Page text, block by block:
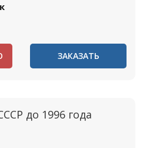
ЗАКАЗАТЬ
до 1996 года